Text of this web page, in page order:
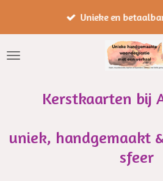
de
Unieke en
Kerstkaarten bij
uniek, handgemaakt
sfeer